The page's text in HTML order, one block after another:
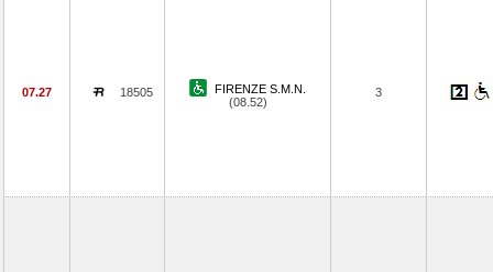
07.27 18505
FIRENZE S.M.N.
(08.52)
3